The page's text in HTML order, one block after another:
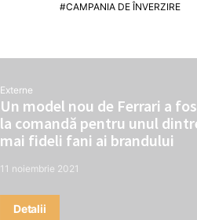
CAMPANIA DE ÎNVERZIRE
Externe
Un model nou de Ferrari a
la comandă pentru unul
mai fideli fani ai brandului
11 noiembrie 2021
Detalii